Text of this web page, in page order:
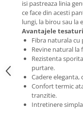
isi pastreaza linia
ce face din acesti
lungi, la birou sau la
Avantajele
Fibra naturala
Revine natural
Rezistenta
purtare.
Cadere
Confort termic
tranzitie.
Intretinere